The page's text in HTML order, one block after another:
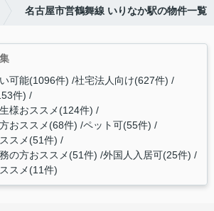
名古屋市営鶴舞線 いりなか駅の物件一覧
可能(1096件) 社宅法人向け(627件)
件)
様おススメ(124件)
おススメ(68件) ペット可(55件)
スメ(51件)
の方おススメ(51件) 外国人入居可(25件)
スメ(11件)